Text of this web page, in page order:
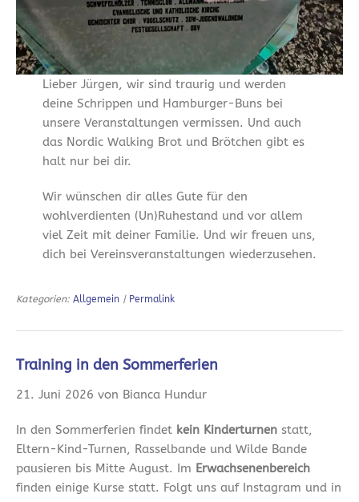
Lieber Jürgen, wir sind traurig und werden
deine Schrippen und Hamburger-Buns bei
unsere Veranstaltungen vermissen. Und auch
das Nordic Walking Brot und Brötchen gibt es
halt nur bei dir.
Wir wünschen dir alles Gute für den
wohlverdienten (Un)Ruhestand und vor allem
viel Zeit mit deiner Familie. Und wir freuen uns,
dich bei Vereinsveranstaltungen wiederzusehen.
Kategorien: Allgemein | Permalink
Training in den Sommerferien
21. Juni 2026 von Bianca Hundur
In den Sommerferien findet kein Kinderturnen statt,
Eltern-Kind-Turnen, Rasselbande und Wilde Bande
pausieren bis Mitte August. Im Erwachsenenbereich
finden einige Kurse statt. Folgt uns auf Instagram und in